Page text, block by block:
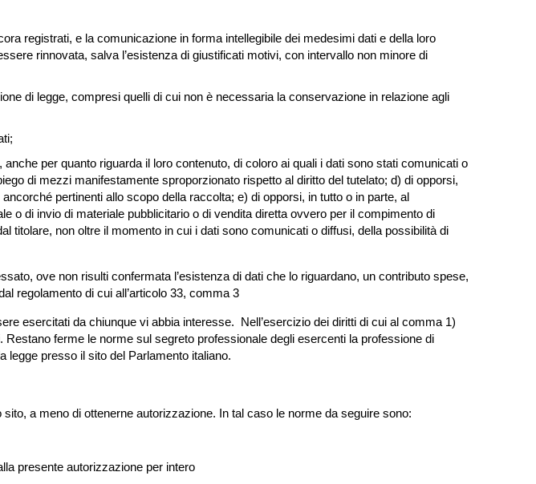
registrati, e la comunicazione in forma intellegibile dei medesimi dati e della loro
rinnovata, salva l’esistenza di giustificati motivi, con intervallo non minore di
di legge, compresi quelli di cui non è necessaria la conservazione in relazione agli
per quanto riguarda il loro contenuto, di coloro ai quali i dati sono stati comunicati o
di mezzi manifestamente sproporzionato rispetto al diritto del tutelato; d) di opporsi,
pertinenti allo scopo della raccolta; e) di opporsi, in tutto o in parte, al
o di invio di materiale pubblicitario o di vendita diretta ovvero per il compimento di
non oltre il momento in cui i dati sono comunicati o diffusi, della possibilità di
ove non risulti confermata l’esistenza di dati che lo riguardano, un contributo spese,
regolamento di cui all’articolo 33, comma 3
esercitati da chiunque vi abbia interesse. Nell’esercizio dei diritti di cui al comma 1)
ferme le norme sul segreto professionale degli esercenti la professione di
legge presso il sito del Parlamento italiano.
a meno di ottenerne autorizzazione. In tal caso le norme da seguire sono:
presente autorizzazione per intero